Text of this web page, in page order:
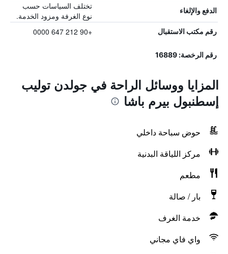
الدفع والإلغاء
تختلف السياسات حسب
نوع الغرفة ومزود الخدمة.
رقم مكتب الاستقبال +90 212 647 0000
رقم الرخصة: 16889
المزايا ووسائل الراحة في جولدن توليب
إسطنبول بيرم باشا
حوض سباحة داخلي
مركز اللياقة البدنية
مطعم
بار / صالة
خدمة الغرف
واي فاي مجاني